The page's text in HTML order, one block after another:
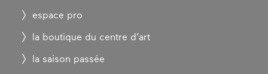
espace pro
la boutique du centre d’art
la saison passée